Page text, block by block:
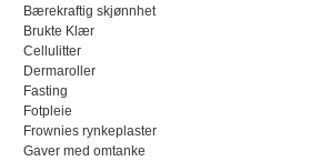
Bærekraftig skjønnhet
Brukte Klær
Cellulitter
Dermaroller
Fasting
Fotpleie
Frownies rynkeplaster
Gaver med omtanke